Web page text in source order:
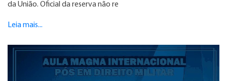
da União. Oficial da reserva não re
Leia mais...